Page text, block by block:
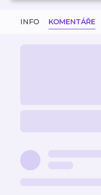
INFO KOMENTÁŘE